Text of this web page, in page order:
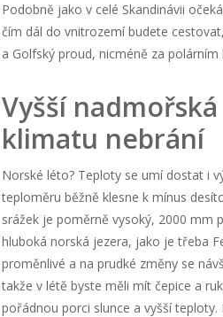
Podobně jako v celé Skandinávii
čím dál do vnitrozemí budete
a Golfský proud, nicméně za
Vyšší
klimatu nebrání
Norské léto? Teploty se umí dostat i
teploměru běžně klesne k mínus
srážek je poměrně vysoký, 2000 mm
hluboká norská jezera, jako je třeba
proměnlivé a na prudké změny se
takže v létě byste měli mít čepice a
pořádnou porci slunce a vyšší